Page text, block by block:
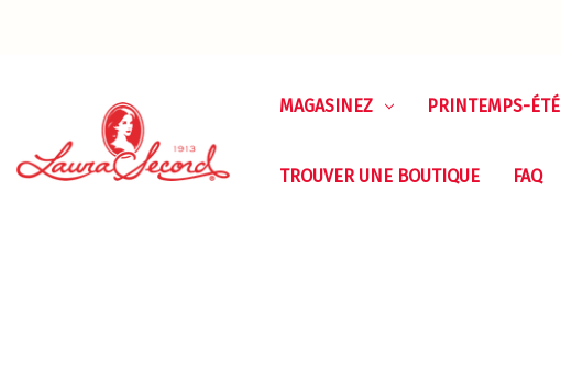
MAGASINEZ PRINTEMPS-ÉTÉ
TROUVER UNE BOUTIQUE FAQ